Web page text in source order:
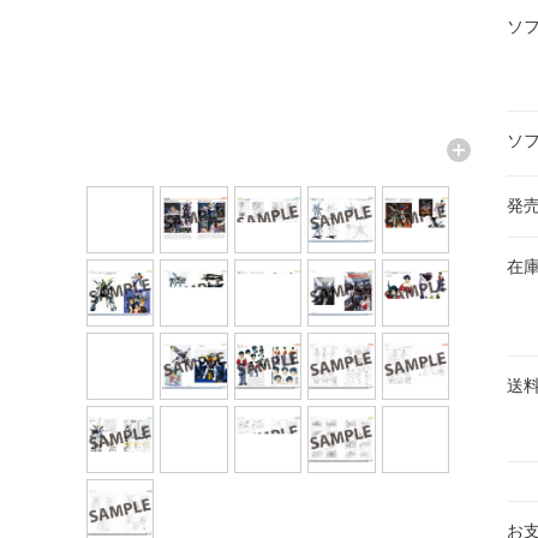
ソ
ソ
発
在
送
お